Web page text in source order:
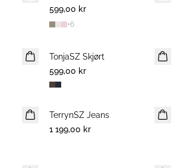
599,00 kr
+6
NYHET
TonjaSZ Skjørt
599,00 kr
NYHET
TerrynSZ Jeans
1 199,00 kr